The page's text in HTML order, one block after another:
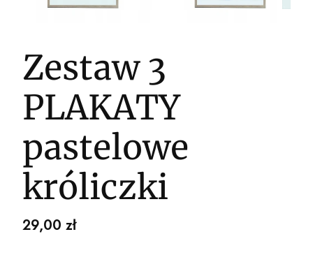
Zestaw 3
PLAKATY
pastelowe
króliczki
Cena
29,00 zł